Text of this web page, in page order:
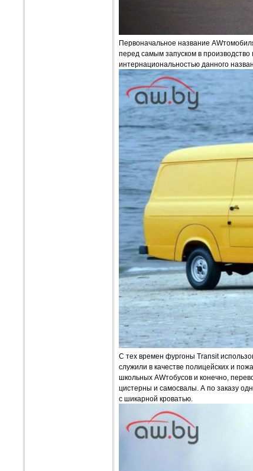
Первоначальное название
перед самым запуском в
интернациональностью данного
С тех времен фургоны Transit
служили в качестве полицейских и
школьных AWтобусов и конечно,
цистерны и самосвалы. А по заказу
с шикарной кроватью.